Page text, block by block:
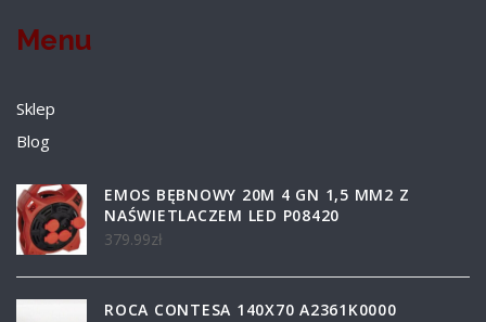
Menu
Sklep
Blog
EMOS BĘBNOWY 20M 4 GN 1,5 MM2 Z
NAŚWIETLACZEM LED P08420
379.99zł
ROCA CONTESA 140X70 A2361K0000